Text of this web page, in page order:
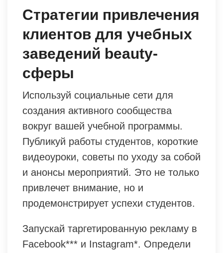
Стратегии привлечения
клиентов для учебных
заведений beauty-
сферы
Используй социальные сети для
создания активного сообщества
вокруг вашей учебной программы.
Публикуй работы студентов, короткие
видеоуроки, советы по уходу за собой
и анонсы мероприятий. Это не только
привлечет внимание, но и
продемонстрирует успехи студентов.
Запускай таргетированную рекламу в
Facebook*** и Instagram*. Определи